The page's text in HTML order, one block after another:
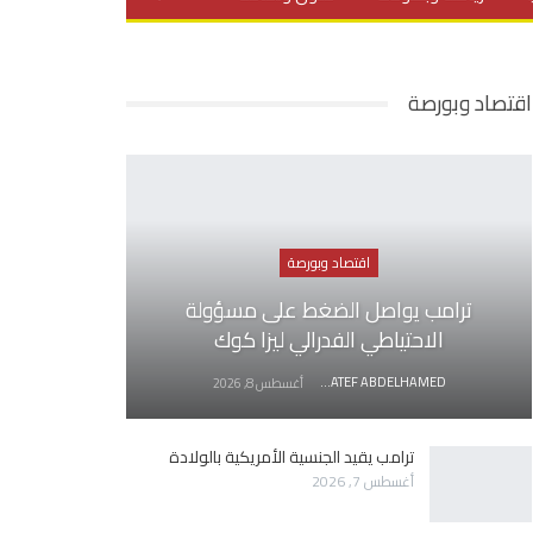
اقتصاد وبورصة
اقتصاد وبورصة
ترامب يواصل الضغط على مسؤولة
الاحتياطي الفدرالي ليزا كوك
AWATEF ABDELHAMED أغسطس 8, 2026
ترامب يقيد الجنسية الأمريكية بالولادة
أغسطس 7, 2026